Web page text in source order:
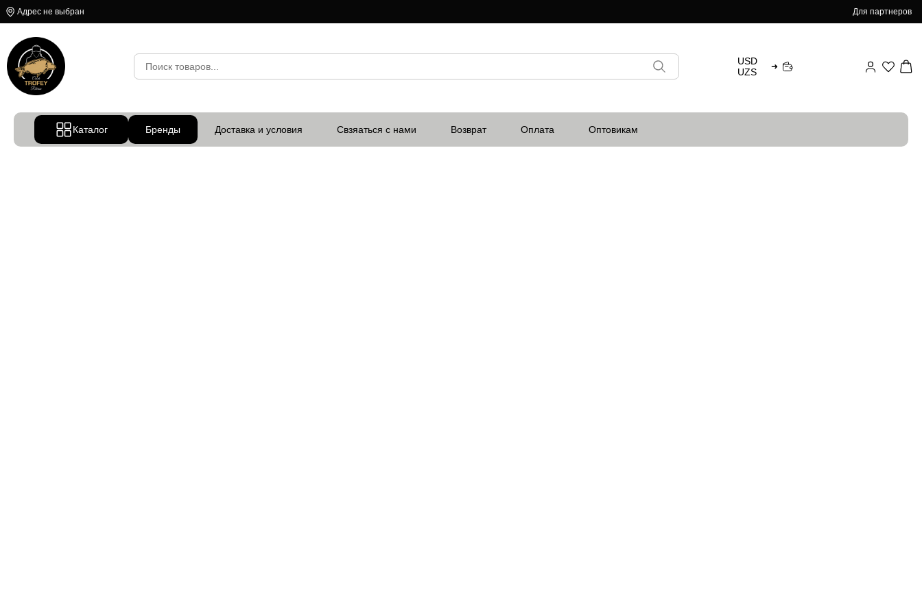
Адрес не выбран Для партнеров
USD
UZS
➜
Каталог Бренды Доставка и условия Свзяаться с нами Возврат Оплата Оптовикам